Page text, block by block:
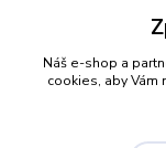
info@bbfitness.cz
Náš e-shop a
cookies, aby Vám